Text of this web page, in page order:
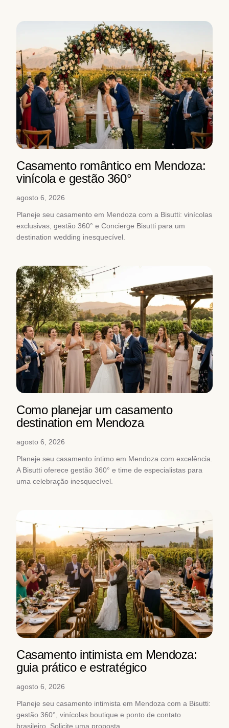
Casamento romântico em Mendoza:
vinícola e gestão 360°
agosto 6, 2026
Planeje seu casamento em Mendoza com a Bisutti: vinícolas
exclusivas, gestão 360° e Concierge Bisutti para um
destination wedding inesquecível.
Como planejar um casamento
destination em Mendoza
agosto 6, 2026
Planeje seu casamento íntimo em Mendoza com excelência.
A Bisutti oferece gestão 360° e time de especialistas para
uma celebração inesquecível.
Casamento intimista em Mendoza:
guia prático e estratégico
agosto 6, 2026
Planeje seu casamento intimista em Mendoza com a Bisutti:
gestão 360°, vinícolas boutique e ponto de contato
brasileiro. Solicite uma proposta.